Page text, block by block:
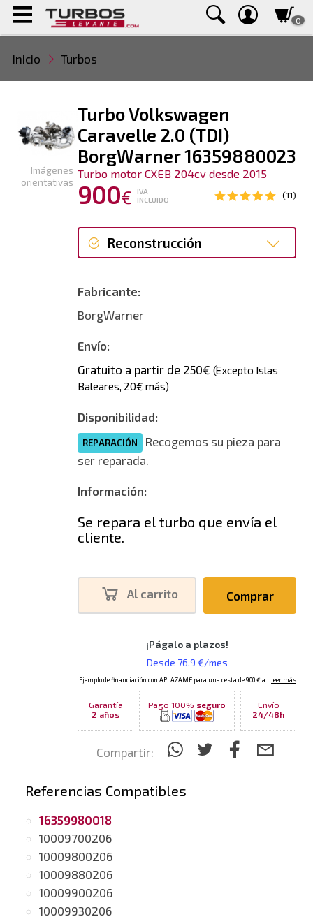
0
Inicio Turbos
Turbo Volkswagen
Caravelle 2.0 (TDI)
BorgWarner 16359880023
Turbo motor CXEB 204cv desde 2015
900€
IVA
INCLUIDO
(11)
Reconstrucción
Fabricante:
BorgWarner
Envío:
Gratuito a partir de 250€ (Excepto Islas
Baleares, 20€ más)
Disponibilidad:
REPARACIÓN
Recogemos su pieza para
ser reparada.
Información:
Se repara el turbo que envía el
cliente.
Al carrito Comprar
Garantía
2 años
Pago 100% seguro
Envío
24/48h
Compartir:
Imágenes
orientativas
Referencias Compatibles
16359980018
10009700206
10009800206
10009880206
10009900206
10009930206